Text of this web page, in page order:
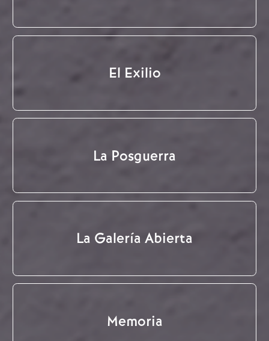
El Exilio
La Posguerra
La Galería Abierta
Memoria